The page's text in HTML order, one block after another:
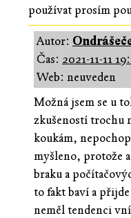
používat prosím
Autor:
Čas: 2021-11-11
Web: neuveden
Možná jsem se u
zkušeností trochu
koukám,
myšleno, protože
braku a
to fakt baví a
neměl tendenci